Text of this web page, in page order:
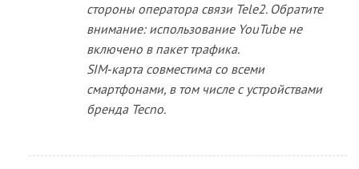
стороны оператора связи Tele2. Обратите
внимание: использование YouTube не
включено в пакет трафика.
SIM‑карта совместима со всеми
смартфонами, в том числе с устройствами
бренда Tecno.